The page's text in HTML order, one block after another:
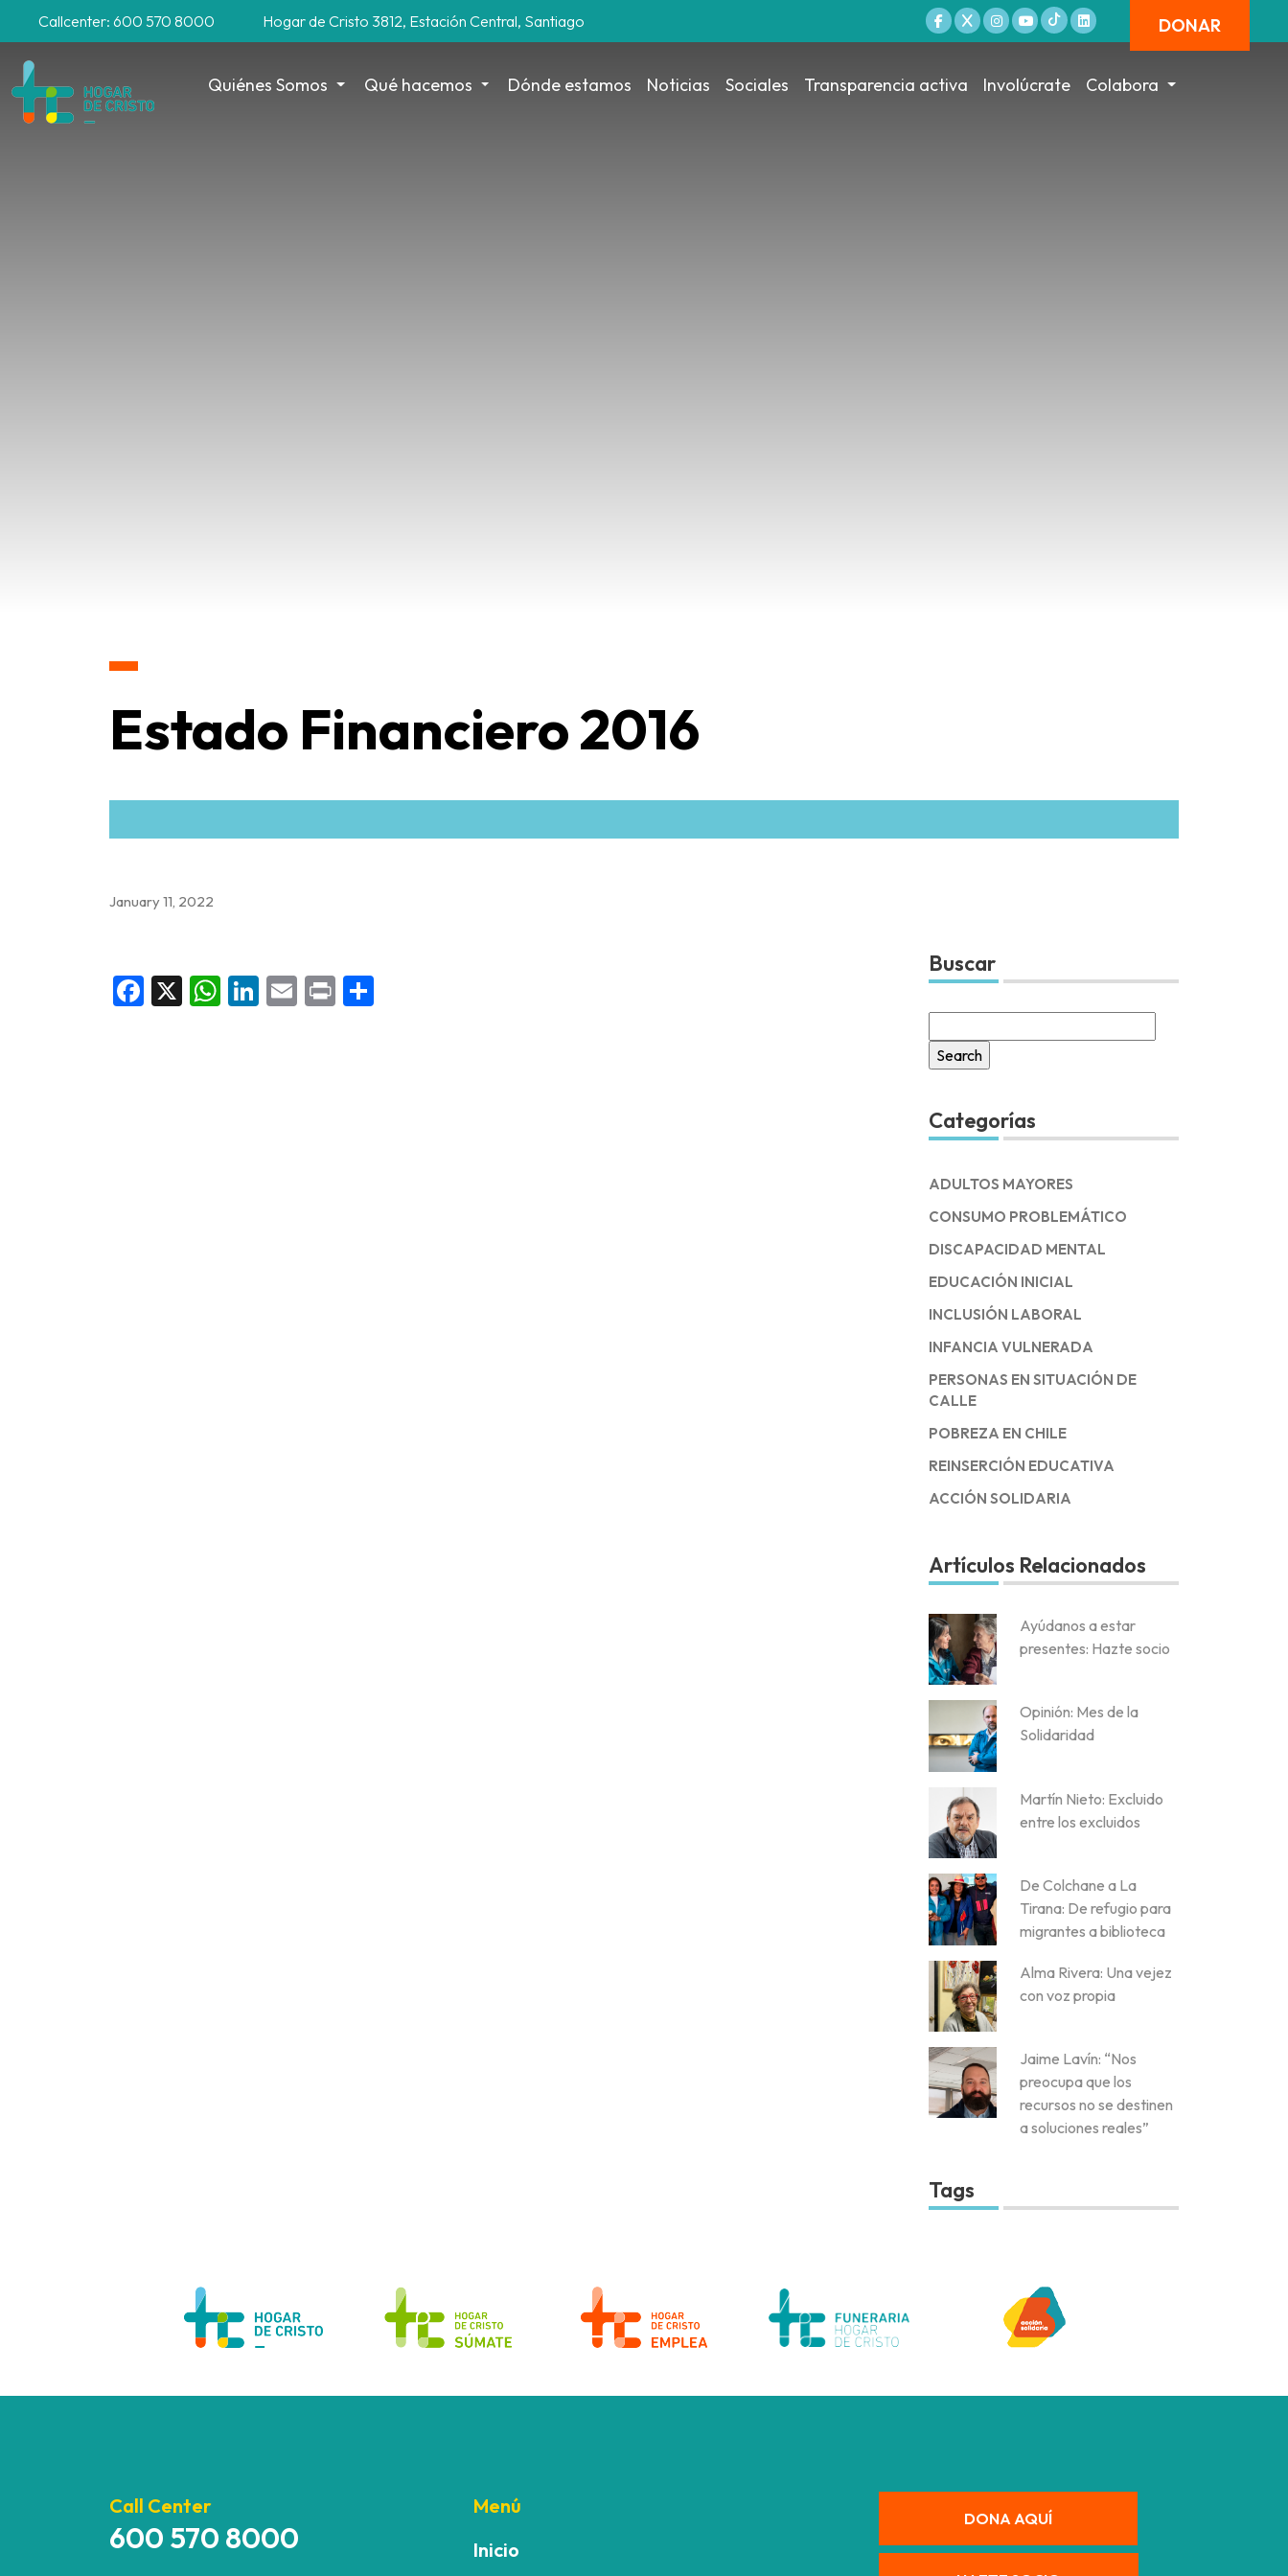
Callcenter: 600 570 8000 Hogar de Cristo 3812, Estación Central, Santiago DONAR
Quiénes Somos Qué hacemos Dónde estamos Noticias Sociales Transparencia activa Involúcrate Colabora
Estado Financiero 2016
January 11, 2022
Facebook
X WhatsApp
LinkedIn
Email
Print
Buscar
for:
Categorías
ADULTOS MAYORES
CONSUMO PROBLEMÁTICO
DISCAPACIDAD MENTAL
EDUCACIÓN INICIAL
INCLUSIÓN LABORAL
INFANCIA VULNERADA
PERSONAS EN SITUACIÓN DE
CALLE
POBREZA EN CHILE
REINSERCIÓN EDUCATIVA
ACCIÓN SOLIDARIA
Artículos Relacionados
Ayúdanos a estar
presentes: Hazte socio
Opinión: Mes de la
Solidaridad
Martín Nieto: Excluido
entre los excluidos
De Colchane a La
Tirana: De refugio para
migrantes a biblioteca
Alma Rivera: Una vejez
con voz propia
Jaime Lavín: “Nos
preocupa que los
recursos no se destinen
a soluciones reales”
Tags
Call Center
600 570 8000
Menú
Inicio
DONA AQUÍ